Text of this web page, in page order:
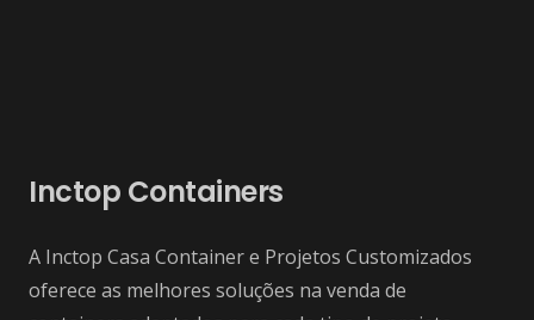
Inctop Containers
A Inctop Casa Container e Projetos Customizados
oferece as melhores soluções na venda de